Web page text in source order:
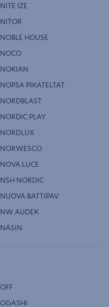
NITE IZE
NITOR
NOBLE HOUSE
NOCO
NOKIAN
NOPSA PIKATELTAT
NORDBLAST
NORDIC PLAY
NORDLUX
NORWESCO
NOVA LUCE
NSH NORDIC
NUOVA BATTIPAV
NW AUDEK
NÄSIN
OFF
OGASHI